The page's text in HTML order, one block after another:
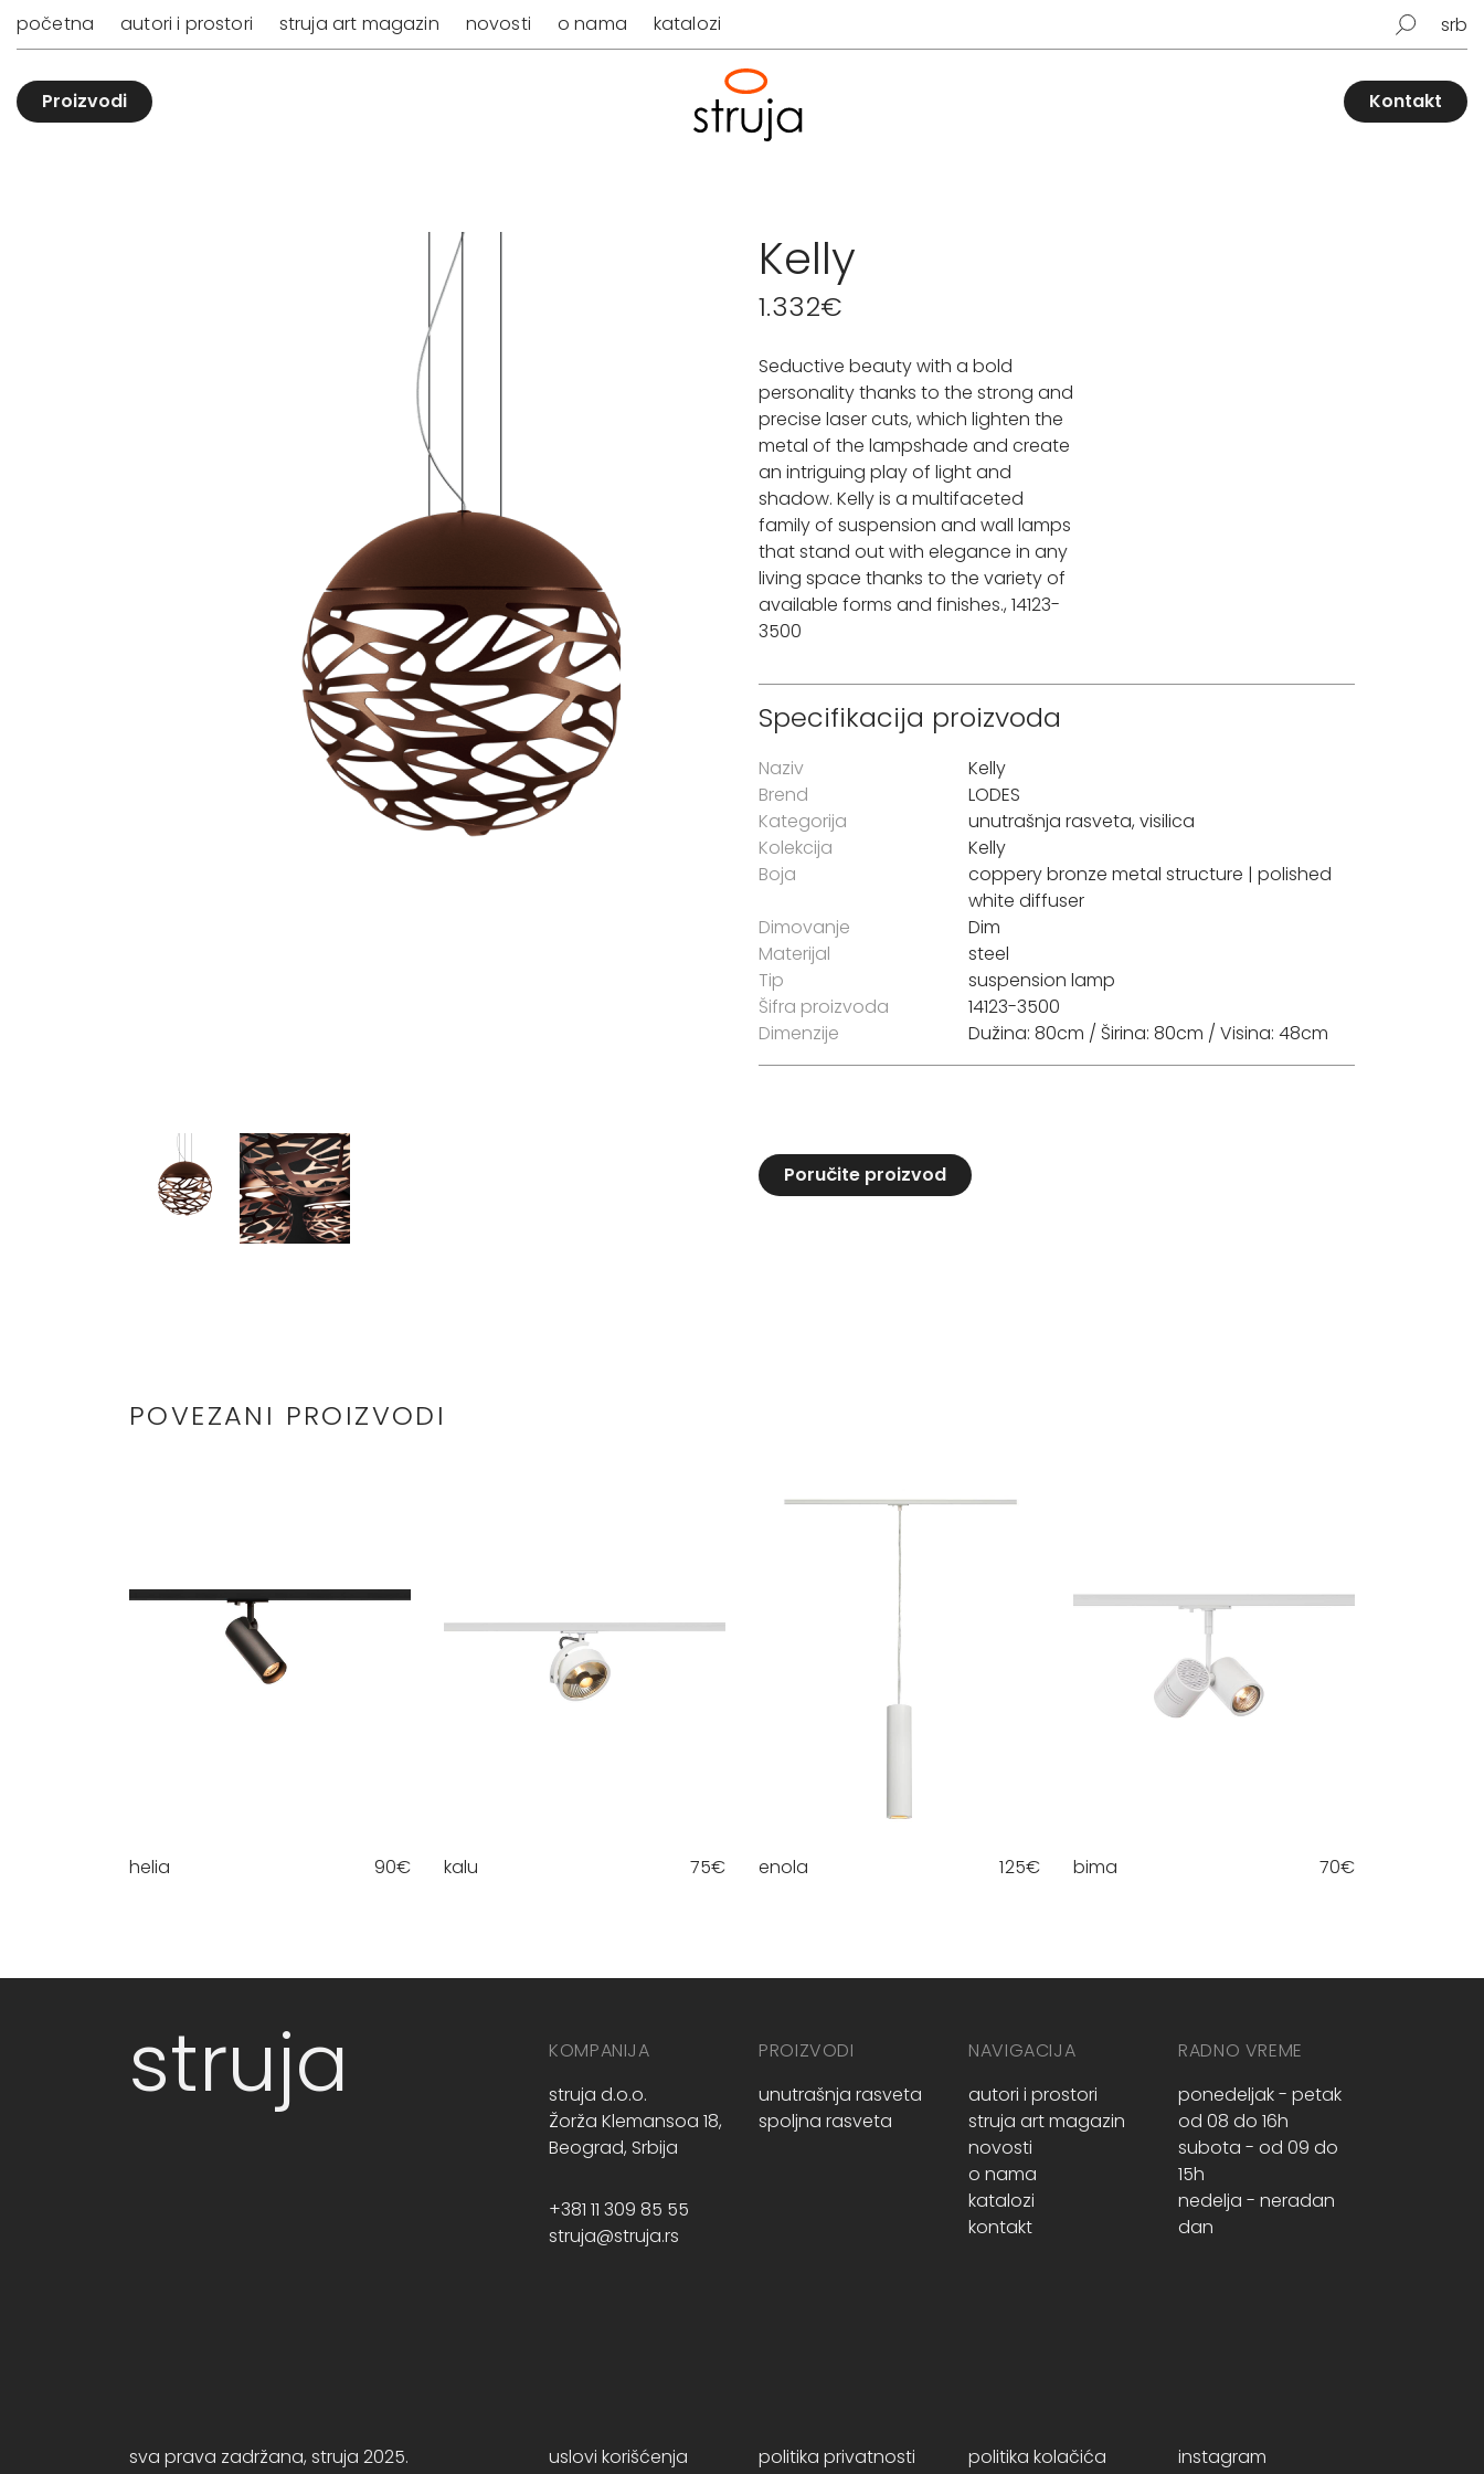
početna autori i prostori struja art magazin novosti o nama katalozi srb
Proizvodi Kontakt
Kelly
1.332€
Seductive beauty with a bold
personality thanks to the strong and
precise laser cuts, which lighten the
metal of the lampshade and create
an intriguing play of light and
shadow. Kelly is a multifaceted
family of suspension and wall lamps
that stand out with elegance in any
living space thanks to the variety of
available forms and finishes., 14123-
3500
Specifikacija proizvoda
Naziv
Kelly
Brend
LODES
Kategorija
unutrašnja rasveta, visilica
Kolekcija
Kelly
Boja
coppery bronze metal structure | polished
white diffuser
Dimovanje
Dim
Materijal
steel
Tip
suspension lamp
Šifra proizvoda
14123-3500
Dimenzije
Dužina: 80cm / Širina: 80cm / Visina: 48cm
Poručite proizvod
POVEZANI PROIZVODI
helia 90€ kalu 75€ enola 125€ bima 70€
struja
KOMPANIJA
struja d.o.o.
Žorža Klemansoa 18,
Beograd, Srbija
+381 11 309 85 55
struja@struja.rs
PROIZVODI
unutrašnja rasveta
spoljna rasveta
NAVIGACIJA
autori i prostori
struja art magazin
novosti
o nama
katalozi
kontakt
RADNO VREME
ponedeljak - petak
od 08 do 16h
subota - od 09 do
15h
nedelja - neradan
dan
sva prava zadržana, struja 2025. uslovi korišćenja politika privatnosti politika kolačića instagram